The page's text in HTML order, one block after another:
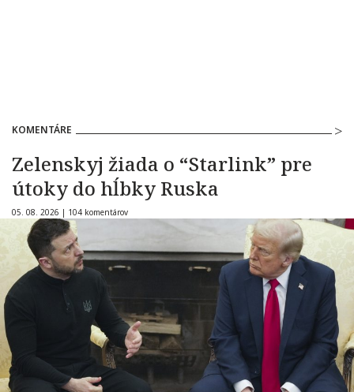
KOMENTÁRE
Zelenskyj žiada o “Starlink” pre
útoky do hĺbky Ruska
05. 08. 2026 | 104 komentárov